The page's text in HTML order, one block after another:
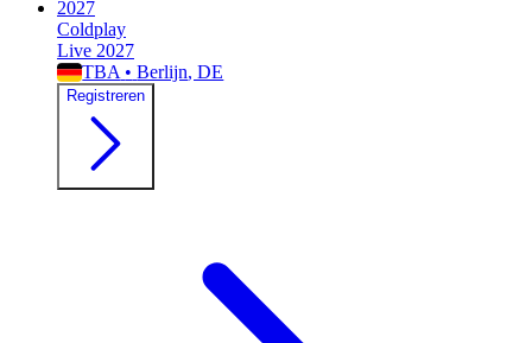
2027
Coldplay
Live 2027
TBA • Berlijn, DE
Registreren